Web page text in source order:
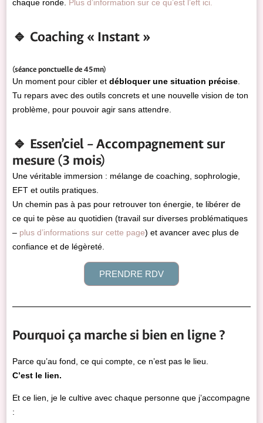
chaque ronde. Plus d’information sur ce qu’est l’eft ici.
🔹 Coaching « Instant »
(séance ponctuelle de 45mn)
Un moment pour cibler etdébloquer une situation précise
Tu repars avec des outils concrets et une nouvelle vision de ton
problème, pour pouvoir agir sans attendre.
🔹 Essen’ciel – Accompagnement sur
mesure (3 mois)
Une véritable immersion : mélange de coaching, sophrologie,
EFT et outils pratiques.
Un chemin pas à pas pour retrouver ton énergie, te libérer de
ce qui te pèse au quotidien (travail sur diverses problématiques
– plus d’informations sur cette page) et avancer avec plus de
confiance et de légèreté.
PRENDRE RDV
Pourquoi ça marche si bien en ligne ?
Parce qu’au fond, ce qui compte, ce n’est pas le lieu.
C’est le lien.
Et ce lien, je le cultive avec chaque personne que j’accompagne
: